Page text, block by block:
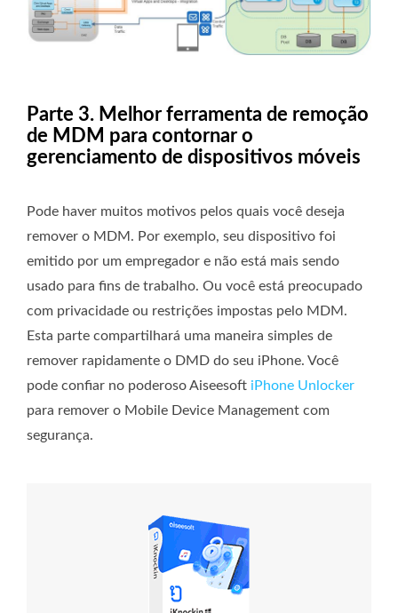
Parte 3. Melhor ferramenta de remoção
de MDM para contornar o
gerenciamento de dispositivos móveis
Pode haver muitos motivos pelos quais você deseja
remover o MDM. Por exemplo, seu dispositivo foi
emitido por um empregador e não está mais sendo
usado para fins de trabalho. Ou você está preocupado
com privacidade ou restrições impostas pelo MDM.
Esta parte compartilhará uma maneira simples de
remover rapidamente o DMD do seu iPhone. Você
pode confiar no poderoso Aiseesoft iPhone Unlocker
para remover o Mobile Device Management com
segurança.